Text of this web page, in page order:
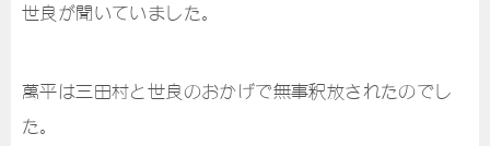
世良が聞いていました。
萬平は三田村と世良のおかげで無事釈放されたのでし
た。